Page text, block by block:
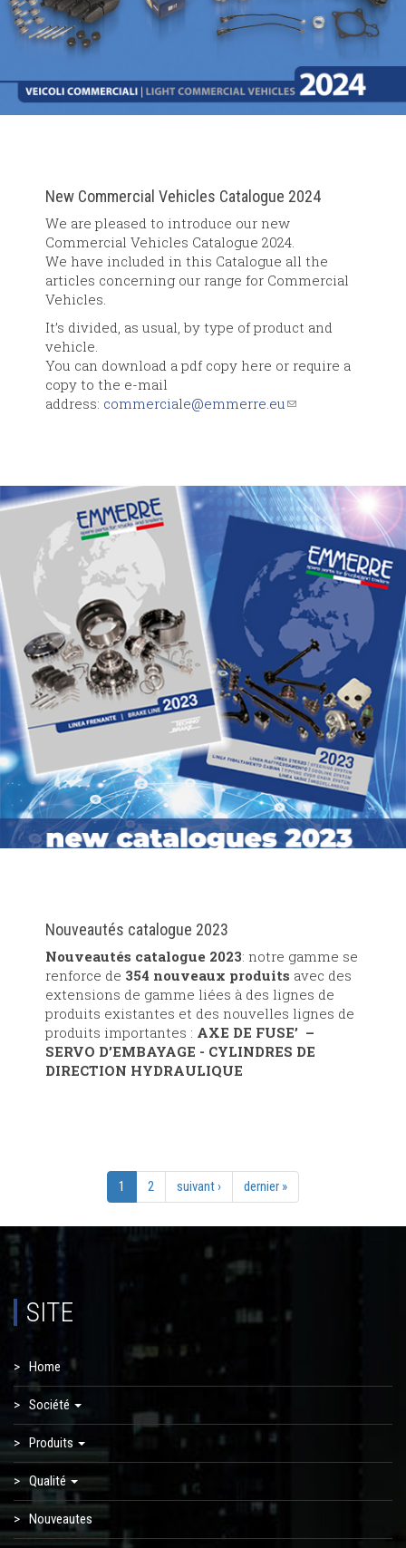
New Commercial Vehicles Catalogue 2024
We are pleased to introduce our new
Commercial Vehicles Catalogue 2024.
We have included in this Catalogue all the
articles concerning our range for Commercial
Vehicles.
It’s divided, as usual, by type of product and
vehicle.
You can download a pdf copy here or require a
copy to the e-mail
address: commerciale@emmerre.eu
Nouveautés catalogue 2023
Nouveautés catalogue 2023: notre gamme se
renforce de 354 nouveaux produits avec des
extensions de gamme liées à des lignes de
produits existantes et des nouvelles lignes de
produits importantes : AXE DE FUSE’ –
SERVO D’EMBAYAGE - CYLINDRES DE
DIRECTION HYDRAULIQUE
1 2 suivant › dernier »
SITE
Home
Société
Produits
Qualité
Nouveautes